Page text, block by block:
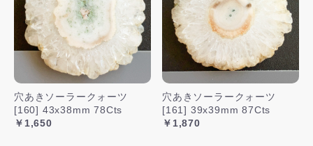
穴あきソーラークォーツ
[160] 43x38mm 78Cts
￥1,650
穴あきソーラークォーツ
[161] 39x39mm 87Cts
￥1,870